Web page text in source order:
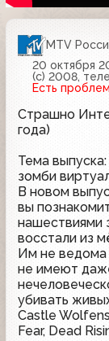
MTV
20 октября
(с) 2008,
Есть
Страшно
года)
Тема
зомби
В новом
вы
нашествиями
восстали из
Им не ведома
не имеют
убивать
Castle
Fear, Dead